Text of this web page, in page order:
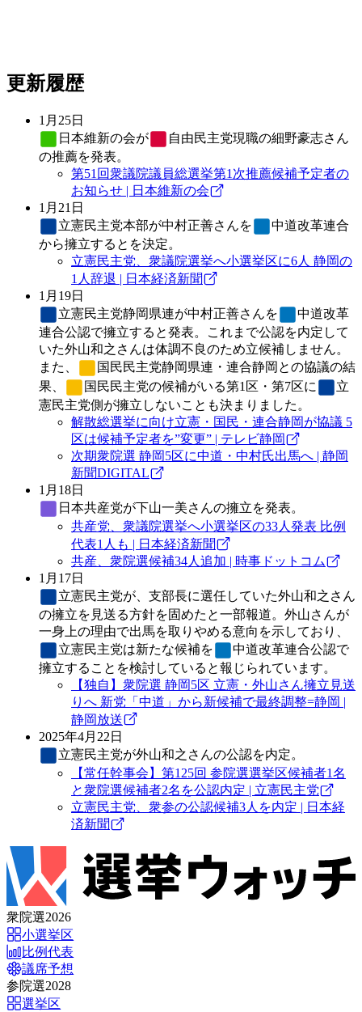
更新履歴
1月25日
日本維新の会が 自由民主党現職の細野豪志さん
の推薦を発表。
第51回衆議院議員総選挙第1次推薦候補予定者の
お知らせ | 日本維新の会
1月21日
立憲民主党本部が中村正善さんを
中道改革連合
から擁立するとを決定。
立憲民主党、衆議院選挙へ小選挙区に6人 静岡の
1人辞退 | 日本経済新聞
1月19日
立憲民主党静岡県連が中村正善さんを
中道改革
連合公認で擁立すると発表。これまで公認を内定して
いた外山和之さんは体調不良のため立候補しません。
また、
国民民主党静岡県連・連合静岡との協議の結
果、
国民民主党の候補がいる第1区・第7区に
立
憲民主党側が擁立しないことも決まりました。
解散総選挙に向け立憲・国民・連合静岡が協議 5
区は候補予定者を”変更” | テレビ静岡
次期衆院選 静岡5区に中道・中村氏出馬へ | 静岡
新聞DIGITAL
1月18日
日本共産党が下山一美さんの擁立を発表。
共産党、衆議院選挙へ小選挙区の33人発表 比例
代表1人も | 日本経済新聞
共産、衆院選候補34人追加 | 時事ドットコム
1月17日
立憲民主党が、支部長に選任していた外山和之さん
の擁立を見送る方針を固めたと一部報道。外山さんが
一身上の理由で出馬を取りやめる意向を示しており、
立憲民主党は新たな候補を 中道改革連合公認で
擁立することを検討していると報じられています。
【独自】衆院選 静岡5区 立憲・外山さん擁立見送
りへ 新党「中道」から新候補で最終調整=静岡 |
静岡放送
2025年4月22日
立憲民主党が外山和之さんの公認を内定。
【常任幹事会】第125回 参院選選挙区候補者1名
と衆院選候補者2名を公認内定 | 立憲民主党
立憲民主党、衆参の公認候補3人を内定 | 日本経
済新聞
衆院選2026
小選挙区
比例代表
議席予想
参院選2028
選挙区